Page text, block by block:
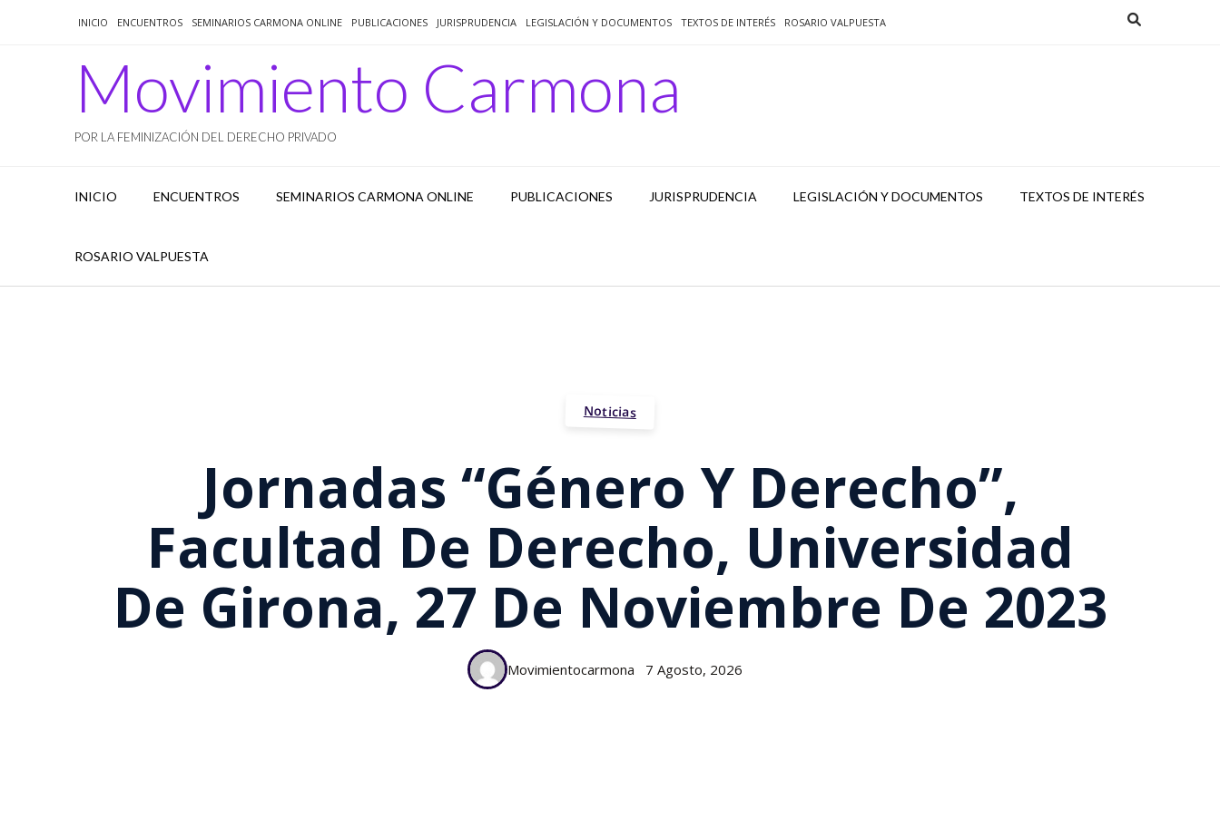
INICIO ENCUENTROS SEMINARIOS CARMONA ONLINE PUBLICACIONES JURISPRUDENCIA LEGISLACIÓN Y DOCUMENTOS TEXTOS DE INTERÉS ROSARIO VALPUESTA
Movimiento Carmona
POR LA FEMINIZACIÓN DEL DERECHO PRIVADO
INICIO ENCUENTROS SEMINARIOS CARMONA ONLINE PUBLICACIONES JURISPRUDENCIA LEGISLACIÓN Y DOCUMENTOS TEXTOS DE INTERÉS
ROSARIO VALPUESTA
Noticias
Jornadas “Género Y Derecho”,
Facultad De Derecho, Universidad
De Girona, 27 De Noviembre De 2023
Movimientocarmona 7 Agosto, 2026